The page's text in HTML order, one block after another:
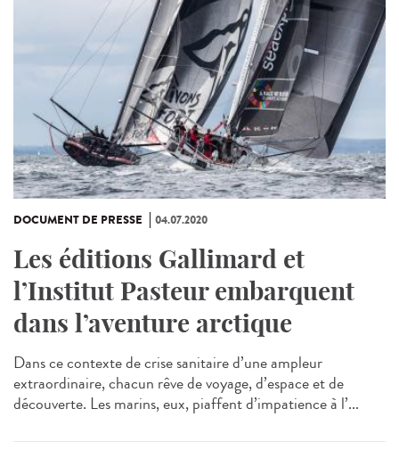
DOCUMENT DE PRESSE 04.07.2020
Les éditions Gallimard et
l’Institut Pasteur embarquent
dans l’aventure arctique
Dans ce contexte de crise sanitaire d’une ampleur
extraordinaire, chacun rêve de voyage, d’espace et de
découverte. Les marins, eux, piaffent d’impatience à l’...